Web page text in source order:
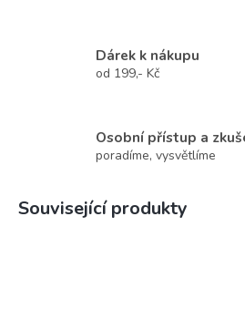
Dárek k nákupu
od 199,- Kč
Osobní přístup a
poradíme, vysvětlíme
Související produkty